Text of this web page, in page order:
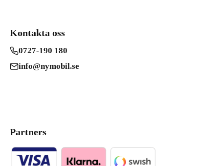
Kontakta oss
0727-190 180
info@nymobil.se
Partners